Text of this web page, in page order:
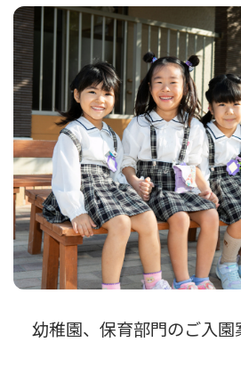
幼稚園、保育部門のご入園